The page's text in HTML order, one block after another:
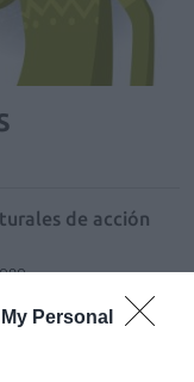
Personal
de acción
desencadenados
en el reflejo de
irritantes generan